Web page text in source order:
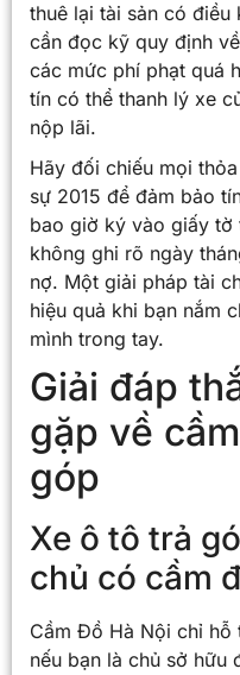
thuê lại tài sản có điều
cần đọc kỹ quy định
các mức phí phạt quá
tín có thể thanh lý xe
nộp lãi.
Hãy đối chiếu mọi
sự 2015 để đảm bảo
bao giờ ký vào giấy tờ
không ghi rõ ngày
nợ. Một giải pháp tài
hiệu quả khi bạn nắm
mình trong tay.
Giải đáp
gặp về
góp
Xe ô tô trả
chủ có cầm
Cầm Đồ Hà Nội chỉ
nếu bạn là chủ sở hữu